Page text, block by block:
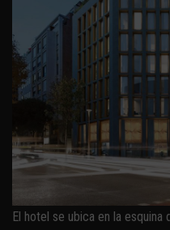
El hotel se ubica en la